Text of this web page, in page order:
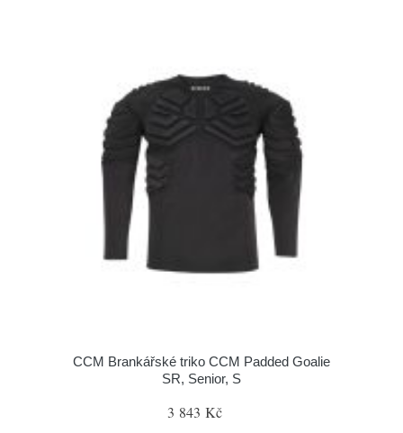
CCM Brankářské triko CCM Padded Goalie
SR, Senior, S
3 843 Kč